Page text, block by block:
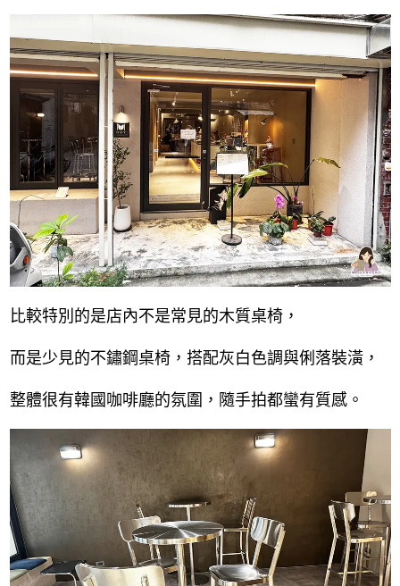
比較特別的是店內不是常見的木質桌椅，
而是少見的不鏽鋼桌椅，搭配灰白色調與俐落裝潢，
整體很有韓國咖啡廳的氛圍，隨手拍都蠻有質感。